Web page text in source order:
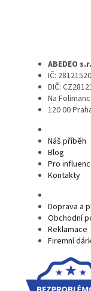
ABEDEO
IČ: 28121520
DIČ:
Na
120 00
Náš příběh
Blog
Pro
Kontakty
Doprava a
Obchodní
Reklamace
Firemní